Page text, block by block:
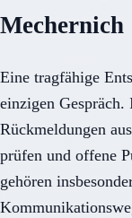
Mechernich
Eine tragfähige
einzigen
Rückmeldungen
prüfen und offene
gehören